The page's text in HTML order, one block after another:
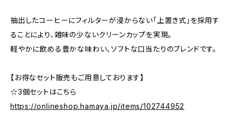
抽出したコーヒーにフィルターが浸からない「上置き式」を採用す
ることにより、雑味の少ないクリーンカップを実現。
軽やかに飲める豊かな味わい、ソフトな口当たりのブレンドです。
【お得なセット販売もご用意しております】
☆3個セットはこちら
https://onlineshop.hamaya.jp/items/102744952